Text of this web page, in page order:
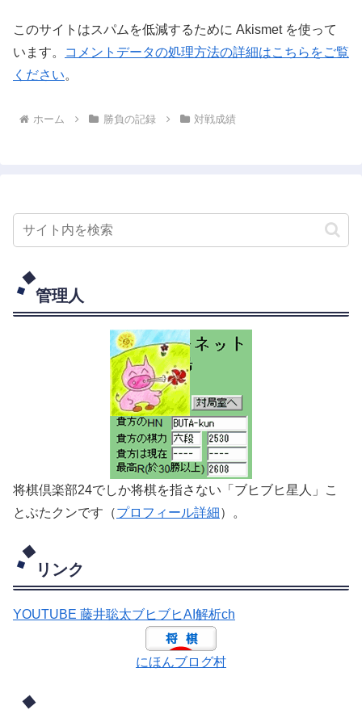
このサイトはスパムを低減するために Akismet を使って
います。
コメントデータの処理方法の詳細はこちらをご覧
ください。
ホーム 勝負の記録 対戦成績
管理人
将棋倶楽部24でしか将棋を指さない「ブヒブヒ星人」こ
とぶたクンです（プロフィール詳細）。
リンク
YOUTUBE 藤井聡太ブヒブヒAI解析ch
にほんブログ村